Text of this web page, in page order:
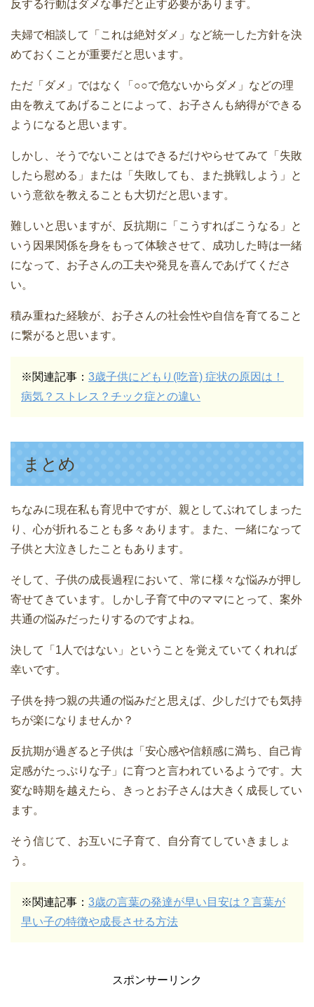
反する行動はダメな事だと正す必要があります。
夫婦で相談して「これは絶対ダメ」など統一した方針を決
めておくことが重要だと思います。
ただ「ダメ」ではなく「○○で危ないからダメ」などの理
由を教えてあげることによって、お子さんも納得ができる
ようになると思います。
しかし、そうでないことはできるだけやらせてみて「失敗
したら慰める」または「失敗しても、また挑戦しよう」と
いう意欲を教えることも大切だと思います。
難しいと思いますが、反抗期に「こうすればこうなる」と
いう因果関係を身をもって体験させて、成功した時は一緒
になって、お子さんの工夫や発見を喜んであげてくださ
い。
積み重ねた経験が、お子さんの社会性や自信を育てること
に繋がると思います。
※関連記事： 3歳子供にどもり(吃音) 症状の原因は！
病気？ストレス？チック症との違い
まとめ
ちなみに現在私も育児中ですが、親としてぶれてしまった
り、心が折れることも多々あります。また、一緒になって
子供と大泣きしたこともあります。
そして、子供の成長過程において、常に様々な悩みが押し
寄せてきています。しかし子育て中のママにとって、案外
共通の悩みだったりするのですよね。
決して「1人ではない」ということを覚えていてくれれば
幸いです。
子供を持つ親の共通の悩みだと思えば、少しだけでも気持
ちが楽になりませんか？
反抗期が過ぎると子供は「安心感や信頼感に満ち、自己肯
定感がたっぷりな子」に育つと言われているようです。大
変な時期を越えたら、きっとお子さんは大きく成長してい
ます。
そう信じて、お互いに子育て、自分育てしていきましょ
う。
※関連記事： 3歳の言葉の発達が早い目安は？言葉が
早い子の特徴や成長させる方法
スポンサーリンク